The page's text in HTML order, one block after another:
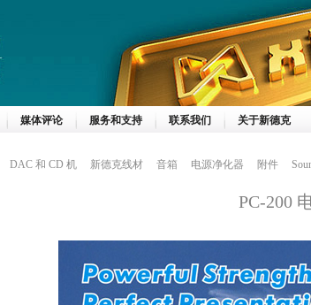
媒体评论 服务和支持 联系我们 关于新德克
DAC 和 CD 机 新德克线材 音箱 电源净化器 附件
PC-200